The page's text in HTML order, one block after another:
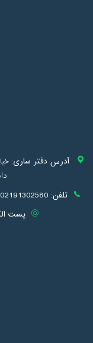
آدرس دفتر ساری:
تلفن: 02191302580
پست